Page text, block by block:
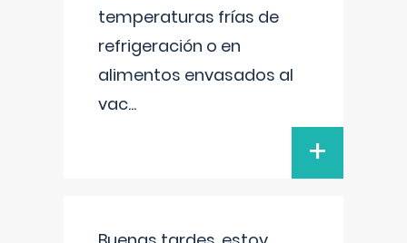
temperaturas frías de
refrigeración o en
alimentos envasados al
vac...
+